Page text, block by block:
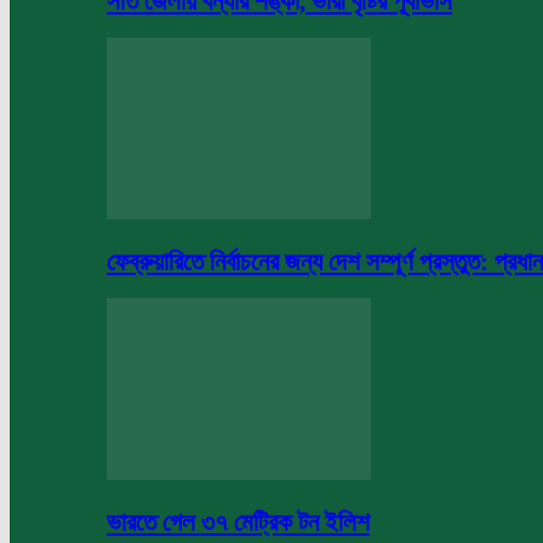
ফেব্রুয়ারিতে নির্বাচনের জন্য দেশ সম্পূর্ণ প্রস্তুত: প্রধান
ভারতে গেল ৩৭ মেট্রিক টন ইলিশ